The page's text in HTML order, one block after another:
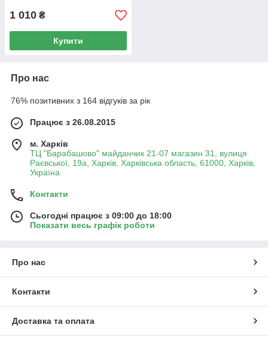
1 010 ₴
Купити
Про нас
76% позитивних з 164 відгуків за рік
Працює з 26.08.2015
м. Харків
ТЦ "Барабашово" майданчик 21-07 магазин 31, вулиця
Раєвської, 19а, Харків, Харківська область, 61000, Харків,
Україна
Контакти
Сьогодні працює з 09:00 до 18:00
Показати весь графік роботи
Про нас
Контакти
Доставка та оплата